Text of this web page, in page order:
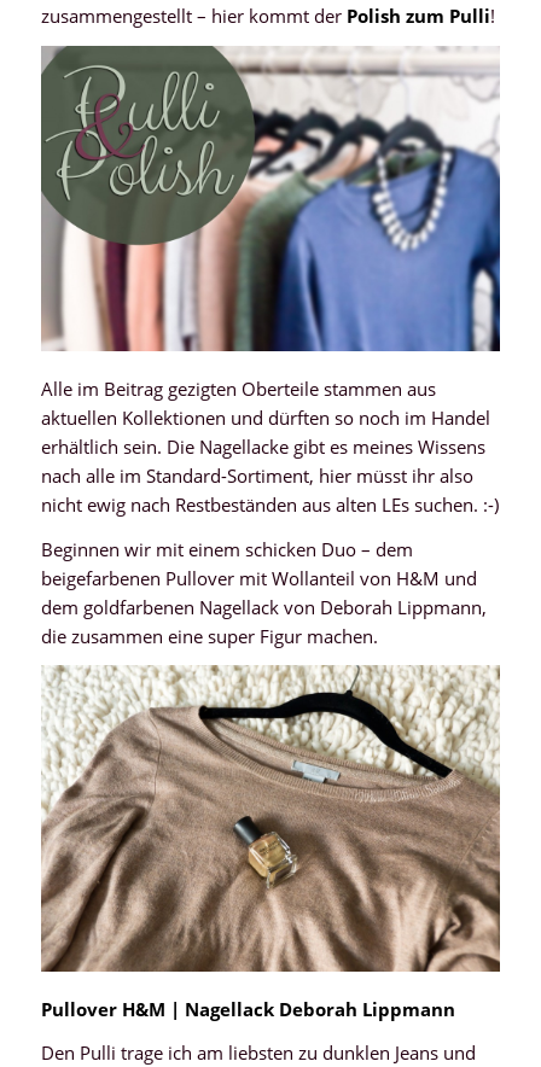
zusammengestellt – hier kommt derPolish zum Pulli!
Alle im Beitrag gezigten Oberteile stammen aus
aktuellen Kollektionen und dürften so noch im Handel
erhältlich sein. Die Nagellacke gibt es meines Wissens
nach alle im Standard-Sortiment, hier müsst ihr also
nicht ewig nach Restbeständen aus alten LEs suchen. :-)
Beginnen wir mit einem schicken Duo – dem
beigefarbenen Pullover mit Wollanteil von H&M und
dem goldfarbenen Nagellack von Deborah Lippmann,
die zusammen eine super Figur machen.
Pullover H&M | Nagellack Deborah Lippmann
Den Pulli trage ich am liebsten zu dunklen Jeans und